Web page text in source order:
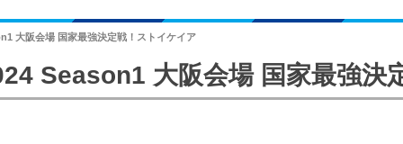
大阪会場 国家最強決定戦！ストイケイア
Season1 大阪会場 国家最強決